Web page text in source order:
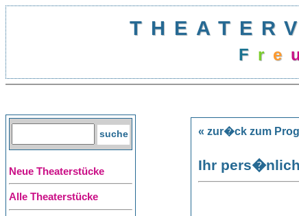
Fre
Neue Theaterstücke
Alle Theaterstücke
« zur�ck zum
Ihr